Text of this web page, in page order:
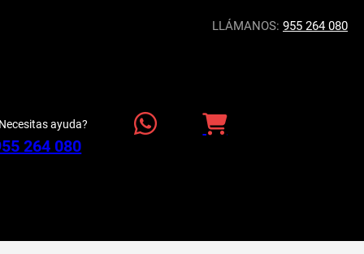
LLÁMANOS: 955 264 080
ayuda?
264 080